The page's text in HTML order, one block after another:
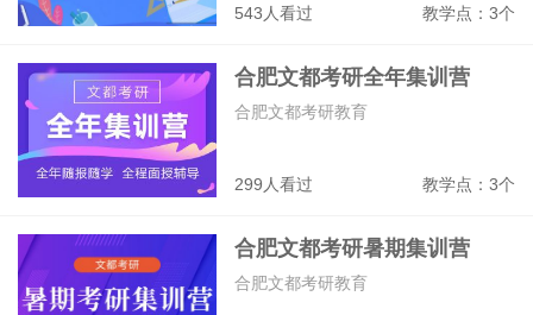
543人看过 教学点：3个
合肥文都考研全年集训营
299人看过 教学点：3个
合肥文都考研教育
合肥文都考研暑期集训营
合肥文都考研教育